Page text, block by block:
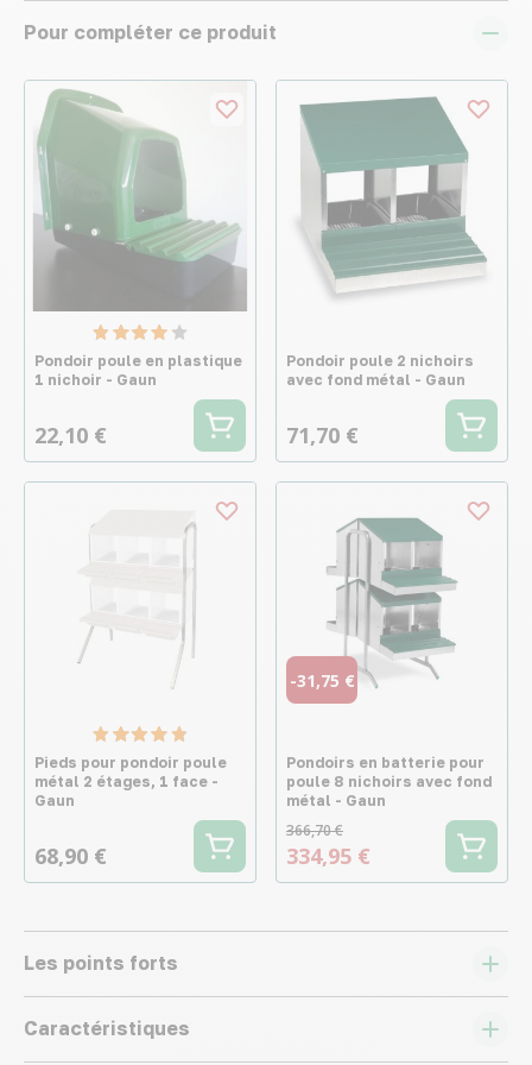
Pour compléter ce produit
Pondoir poule en plastique
1 nichoir - Gaun
22,10 €
Pondoir poule 2 nichoirs
avec fond métal - Gaun
71,70 €
Pieds pour pondoir poule
métal 2 étages, 1 face -
Gaun
68,90 €
-31,75 €
Pondoirs en batterie pour
poule 8 nichoirs avec fond
métal - Gaun
366,70 €
334,95 €
Les points forts
Caractéristiques